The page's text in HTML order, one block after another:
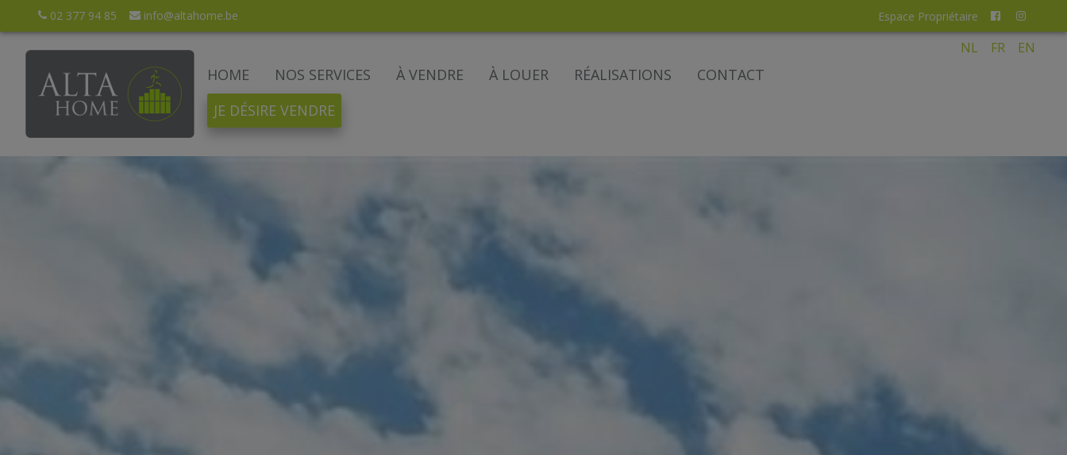
02 377 94 85 info@altahome.be Espace Propriétaire
HOME NOS SERVICES À VENDRE À LOUER RÉALISATIONS
CONTACT
JE DÉSIRE VENDRE
NL FR EN